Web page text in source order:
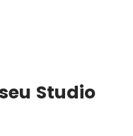
Studio